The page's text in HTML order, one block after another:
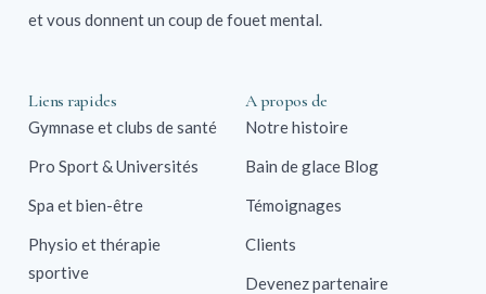
et vous donnent un coup de fouet mental.
Liens rapides
Gymnase et clubs de santé
Pro Sport & Universités
Spa et bien-être
Physio et thérapie
sportive
A propos de
Notre histoire
Bain de glace Blog
Témoignages
Clients
Devenez partenaire